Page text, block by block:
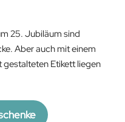
25. Jubiläum sind
Aber auch mit einem
Etikett liegen